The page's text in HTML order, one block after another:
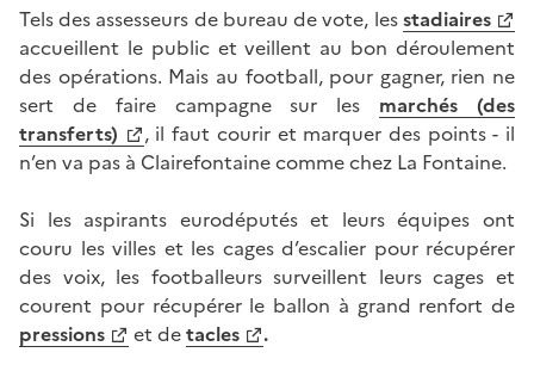
Tels des assesseurs de bureau de vote, lesstadiaires
accueillent le public et veillent au bon déroulement
des opérations. Mais au football, pour gagner, rien ne
sert de faire campagne sur les marchés (des
transferts)
, il faut courir et marquer des points - il
n’en va pas à Clairefontaine comme chez La Fontaine.
Si les aspirants eurodéputés et leurs équipes ont
couru les villes et les cages d’escalier pour récupérer
des voix, les footballeurs surveillent leurs cages et
courent pour récupérer le ballon à grand renfort de
pressions
et detacles .